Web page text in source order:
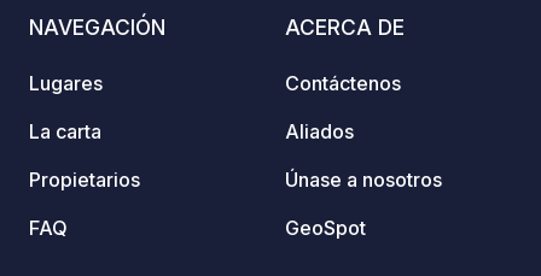
NAVEGACIÓN
Lugares
La carta
Propietarios
FAQ
ACERCA DE
Contáctenos
Aliados
Únase a nosotros
GeoSpot